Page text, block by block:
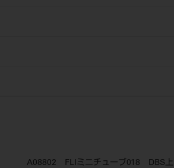
A08802 FLIミニチューブ018 DBS上